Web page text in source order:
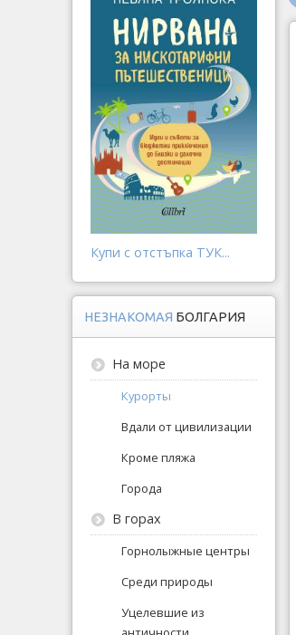
Купи с отстъпка ТУК...
НЕЗНАКОМАЯ БОЛГАРИЯ
На море
Курорты
Вдали от цивилизации
Кроме пляжа
Города
В горах
Горнолыжные центры
Среди природы
Уцелевшие из